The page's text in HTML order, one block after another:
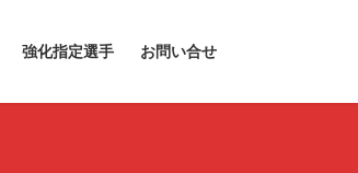
強化指定選手 お問い合せ